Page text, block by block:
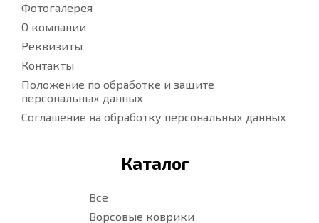
Фотогалерея
О компании
Реквизиты
Контакты
Положение по обработке и защите
персональных данных
Соглашение на обработку персональных данных
Каталог
Все
Ворсовые коврики